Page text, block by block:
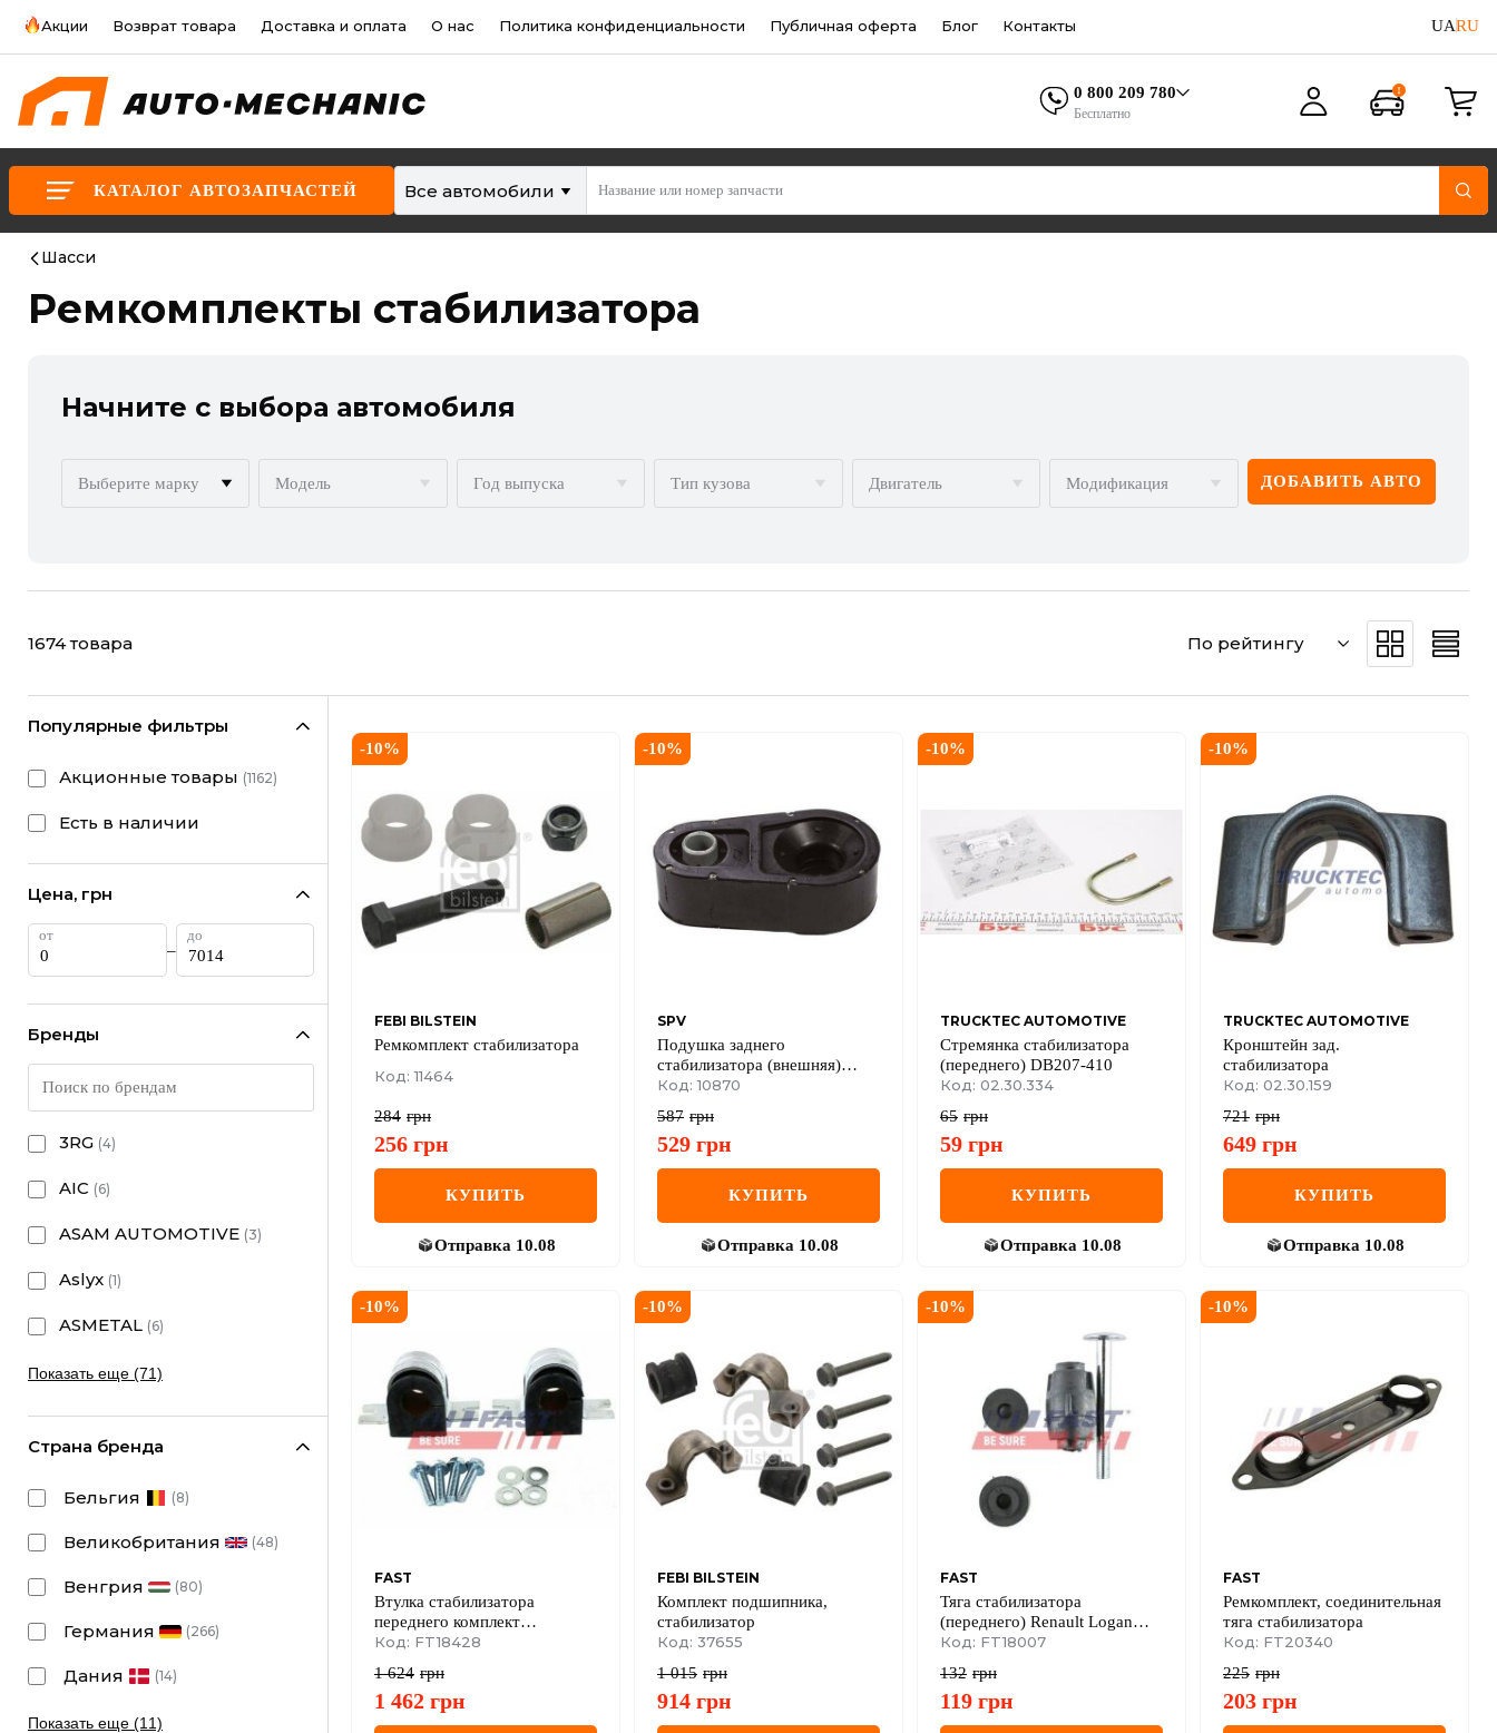
Акции Возврат товара Доставка и оплата О нас Политика конфиденциальности Публичная оферта Блог Контакты UARU
0 800 209 780
Бесплатно
КАТАЛОГ АВТОЗАПЧАСТЕЙ Все автомобили
Шасси
Ремкомплекты стабилизатора
Начните с выбора автомобиля
Выберите марку
GREAT WALL HAVAL
LAND ROVER MAZDA
MITSUBISHI NISSAN OPEL PORSCHE
RAM RAVON SEAT SKODA SMART SSANGYONG
SUZUKI TESLA VOLVO VW
Модель Год выпуска Тип кузова Двигатель Модификация ДОБАВИТЬ АВТО
По рейтингу
1674 товара
Популярные фильтры
Акционные товары (1162)
Есть в наличии
Цена, грн
–
Бренды
3RG (4)
AIC (6)
ASAM AUTOMOTIVE (3)
Aslyx (1)
ASMETAL (6)
Показать еще (71)
Страна бренда
Бельгия (8)
Великобритания (48)
Венгрия (80)
Германия (266)
Дания (14)
Показать еще (11)
-10%
FEBI BILSTEIN
Ремкомплект стабилизатора
Код: 11464
284 грн
256 грн
КУПИТЬ
Отправка 10.08
-10%
SPV
Подушка заднего
стабилизатора (внешняя)
Renault Master II + Opel
Код: 10870
587 грн
529 грн
КУПИТЬ
Отправка 10.08
-10%
TRUCKTEC AUTOMOTIVE
Стремянка стабилизатора
(переднего) DB207-410
Код: 02.30.334
65 грн
59 грн
КУПИТЬ
Отправка 10.08
-10%
TRUCKTEC AUTOMOTIVE
Кронштейн зад.
стабилизатора
Код: 02.30.159
721 грн
649 грн
КУПИТЬ
Отправка 10.08
-10%
FAST
Втулка стабилизатора
переднего комплект
RENAULT Trafic 00-14;
OPEL Vivaro 01-14
Код: FT18428
1 624 грн
1 462 грн
-10%
FEBI BILSTEIN
Комплект подшипника,
стабилизатор
Код: 37655
1 015 грн
914 грн
-10%
FAST
Тяга стабилизатора
(переднего) Renault Logan
04-/Sandero 07-/Dacia Dokker
Код: FT18007
132 грн
119 грн
-10%
FAST
Ремкомплект, соединительная
тяга стабилизатора
Код: FT20340
225 грн
203 грн